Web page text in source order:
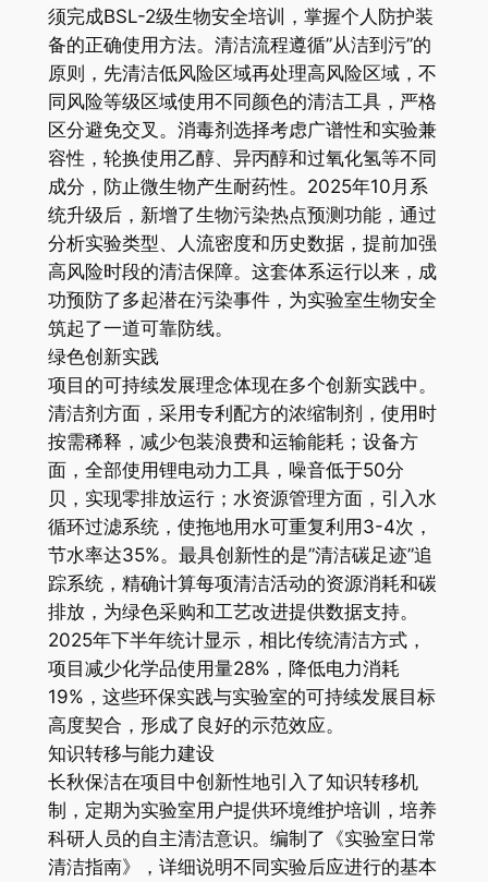
须完成BSL-2级生物安全培训，掌握个人防护装
备的正确使用方法。清洁流程遵循”从洁到污”的
原则，先清洁低风险区域再处理高风险区域，不
同风险等级区域使用不同颜色的清洁工具，严格
区分避免交叉。消毒剂选择考虑广谱性和实验兼
容性，轮换使用乙醇、异丙醇和过氧化氢等不同
成分，防止微生物产生耐药性。2025年10月系
统升级后，新增了生物污染热点预测功能，通过
分析实验类型、人流密度和历史数据，提前加强
高风险时段的清洁保障。这套体系运行以来，成
功预防了多起潜在污染事件，为实验室生物安全
筑起了一道可靠防线。
绿色创新实践
项目的可持续发展理念体现在多个创新实践中。
清洁剂方面，采用专利配方的浓缩制剂，使用时
按需稀释，减少包装浪费和运输能耗；设备方
面，全部使用锂电动力工具，噪音低于50分
贝，实现零排放运行；水资源管理方面，引入水
循环过滤系统，使拖地用水可重复利用3-4次，
节水率达35%。最具创新性的是”清洁碳足迹”追
踪系统，精确计算每项清洁活动的资源消耗和碳
排放，为绿色采购和工艺改进提供数据支持。
2025年下半年统计显示，相比传统清洁方式，
项目减少化学品使用量28%，降低电力消耗
19%，这些环保实践与实验室的可持续发展目标
高度契合，形成了良好的示范效应。
知识转移与能力建设
长秋保洁在项目中创新性地引入了知识转移机
制，定期为实验室用户提供环境维护培训，培养
科研人员的自主清洁意识。编制了《实验室日常
清洁指南》，详细说明不同实验后应进行的基本